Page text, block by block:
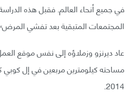
في جميع أنحاء العالم. فقبل هذه
المجتمعات المتبقية بعد تفشي
عاد ديرنزو وزملاؤه إلى نفس موقع
2014.